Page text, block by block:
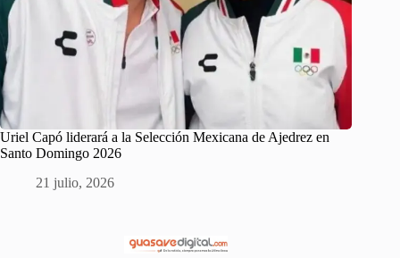
Uriel Capó liderará a la Selección Mexicana de Ajedrez en
Santo Domingo 2026
21 julio, 2026